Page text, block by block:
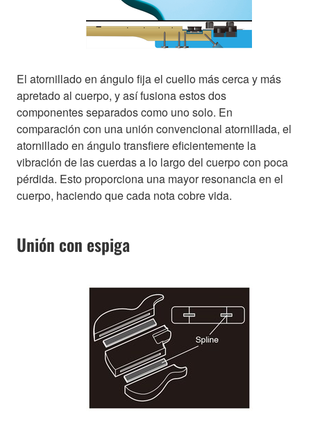
El atornillado en ángulo fija el cuello más cerca y más
apretado al cuerpo, y así fusiona estos dos
componentes separados como uno solo. En
comparación con una unión convencional atornillada, el
atornillado en ángulo transfiere eficientemente la
vibración de las cuerdas a lo largo del cuerpo con poca
pérdida. Esto proporciona una mayor resonancia en el
cuerpo, haciendo que cada nota cobre vida.
Unión con espiga